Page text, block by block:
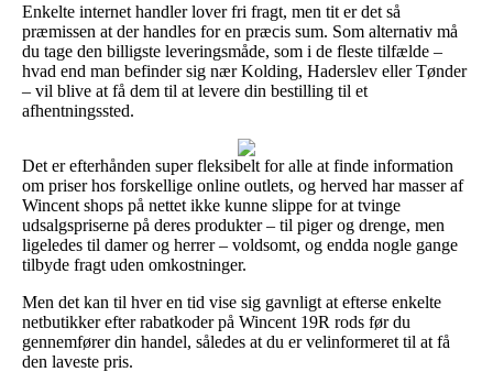
Enkelte internet handler lover fri fragt, men tit er det så
præmissen at der handles for en præcis sum. Som alternativ må
du tage den billigste leveringsmåde, som i de fleste tilfælde –
hvad end man befinder sig nær Kolding, Haderslev eller Tønder
– vil blive at få dem til at levere din bestilling til et
afhentningssted.
Det er efterhånden super fleksibelt for alle at finde information
om priser hos forskellige online outlets, og herved har masser af
Wincent shops på nettet ikke kunne slippe for at tvinge
udsalgspriserne på deres produkter – til piger og drenge, men
ligeledes til damer og herrer – voldsomt, og endda nogle gange
tilbyde fragt uden omkostninger.
Men det kan til hver en tid vise sig gavnligt at efterse enkelte
netbutikker efter rabatkoder på Wincent 19R rods før du
gennemfører din handel, således at du er velinformeret til at få
den laveste pris.